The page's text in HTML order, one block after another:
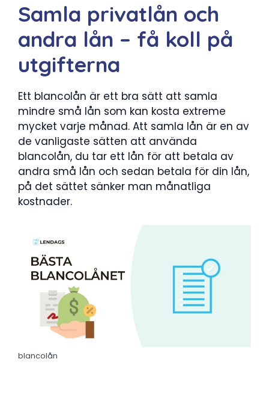
Samla privatlån och
andra lån – få koll på
utgifterna
Ett blancolån är ett bra sätt att samla
mindre små lån som kan kosta extreme
mycket varje månad. Att samla lån är en av
de vanligaste sätten att använda
blancolån, du tar ett lån för att betala av
andra små lån och sedan betala för din lån,
på det sättet sänker man månatliga
kostnader.
blancolån